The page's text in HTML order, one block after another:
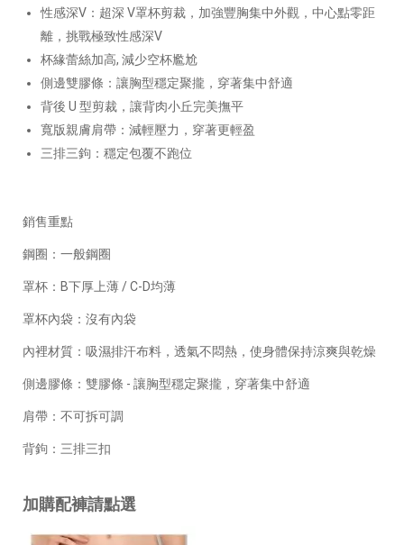
性感深V：超深 V罩杯剪裁，加強豐胸集中外觀，中心點零距
離，挑戰極致性感深V
杯緣蕾絲加高, 減少空杯尷尬
側邊雙膠條：讓胸型穩定聚攏，穿著集中舒適
背後 U 型剪裁，讓背肉小丘完美撫平
寬版親膚肩帶：減輕壓力，穿著更輕盈
三排三鉤：穩定包覆不跑位
銷售重點
鋼圈：一般鋼圈
罩杯：B下厚上薄 / C-D均薄
罩杯內袋：沒有內袋
內裡材質：吸濕排汗布料，透氣不悶熱，使身體保持涼爽與乾燥
側邊膠條：雙膠條 - 讓胸型穩定聚攏，穿著集中舒適
肩帶：不可拆可調
背鉤：三排三扣
加購配褲請點選